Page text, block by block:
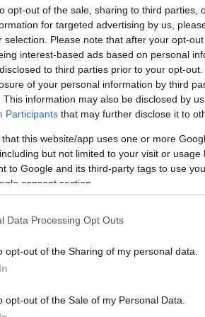
opt-out of the sale, sharing to third parties,
for targeted advertising by us,
selection. Please note that after your opt-
interest-based ads based on personal
to third parties prior to your opt-
of your personal information by third
This information may also be disclosed by
Participants that may further disclose it to
that this website/app uses one or more
but not limited to your visit or
to Google and its third-party tags to use
consent section.
Data Processing Opt Outs
opt-out of the Sharing of my personal data.
opt-out of the Sale of my Personal Data.
slike
preuzimanje ispod su manje
u članke i stranice na ovoj veb
opsega.
768)